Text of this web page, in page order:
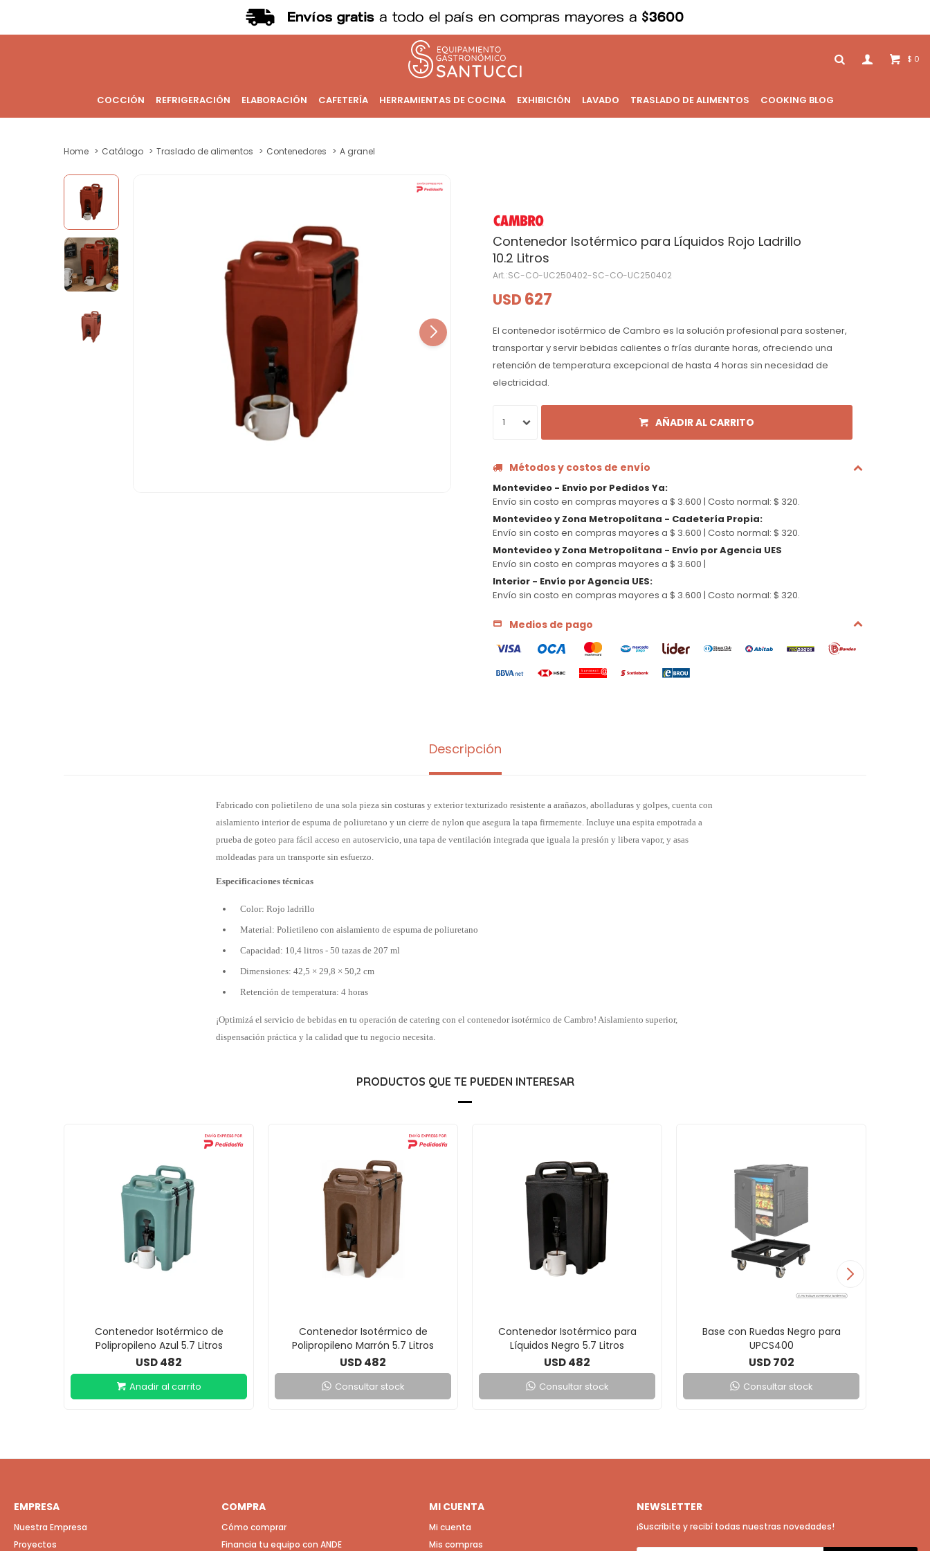
COCCIÓN REFRIGERACIÓN ELABORACIÓN CAFETERÍA HERRAMIENTAS DE COCINA EXHIBICIÓN LAVADO TRASLADO DE ALIMENTOS COOKING BLOG
$ 0
Home Catálogo Traslado de alimentos Contenedores A granel
Contenedor Isotérmico para Líquidos Rojo Ladrillo
10.2 Litros
SC-CO-UC250402-SC-CO-UC250402
USD 627
El contenedor isotérmico de Cambro es la solución profesional para sostener,
transportar y servir bebidas calientes o frías durante horas, ofreciendo una
retención de temperatura excepcional de hasta 4 horas sin necesidad de
electricidad.
1 AÑADIR AL CARRITO
Métodos y costos de envío
Montevideo - Envio por Pedidos Ya:
Envío sin costo en compras mayores a $ 3.600 | Costo normal: $ 320.
Montevideo y Zona Metropolitana - Cadetería Propia:
Envío sin costo en compras mayores a $ 3.600 | Costo normal: $ 320.
Montevideo y Zona Metropolitana - Envío por Agencia UES
Envío sin costo en compras mayores a $ 3.600 |
Interior - Envío por Agencia UES:
Envío sin costo en compras mayores a $ 3.600 | Costo normal: $ 320.
Medios de pago
Descripción
Fabricado con polietileno de una sola pieza sin costuras y exterior texturizado resistente a arañazos, abolladuras y golpes, cuenta con
aislamiento interior de espuma de poliuretano y un cierre de nylon que asegura la tapa firmemente. Incluye una espita empotrada a
prueba de goteo para fácil acceso en autoservicio, una tapa de ventilación integrada que iguala la presión y libera vapor, y asas
moldeadas para un transporte sin esfuerzo.
Especificaciones técnicas
Color: Rojo ladrillo
Material: Polietileno con aislamiento de espuma de poliuretano
Capacidad: 10,4 litros - 50 tazas de 207 ml
Dimensiones: 42,5 × 29,8 × 50,2 cm
Retención de temperatura: 4 horas
¡Optimizá el servicio de bebidas en tu operación de catering con el contenedor isotérmico de Cambro! Aislamiento superior,
dispensación práctica y la calidad que tu negocio necesita.
PRODUCTOS QUE TE PUEDEN INTERESAR
Contenedor Isotérmico de
Polipropileno Azul 5.7 Litros
USD482
Contenedor Isotérmico de
Polipropileno Marrón 5.7 Litros
USD482
Consultar stock
Contenedor Isotérmico para
Líquidos Negro 5.7 Litros
USD482
Consultar stock
Base con Ruedas Negro para
UPCS400
USD 702
Consultar stock
EMPRESA
Nuestra Empresa
Proyectos
COMPRA
Cómo comprar
Financia tu equipo con ANDE
MI CUENTA
Mi cuenta
Mis compras
NEWSLETTER
¡Suscribite y recibí todas nuestras novedades!